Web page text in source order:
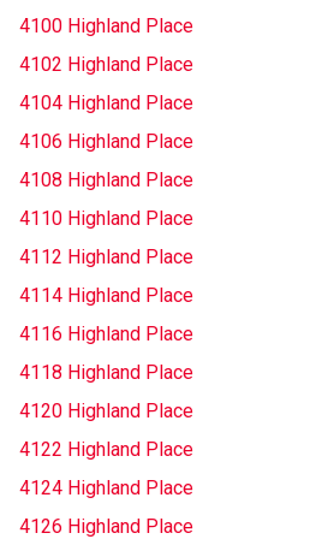
4100 Highland Place
4102 Highland Place
4104 Highland Place
4106 Highland Place
4108 Highland Place
4110 Highland Place
4112 Highland Place
4114 Highland Place
4116 Highland Place
4118 Highland Place
4120 Highland Place
4122 Highland Place
4124 Highland Place
4126 Highland Place